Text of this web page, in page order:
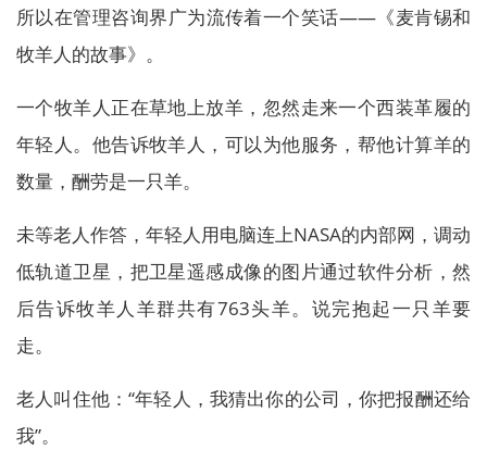
所以在管理咨询界广为流传着一个笑话——《麦肯锡和
牧羊人的故事》。
一个牧羊人正在草地上放羊，忽然走来一个西装革履的
年轻人。他告诉牧羊人，可以为他服务，帮他计算羊的
数量，酬劳是一只羊。
未等老人作答，年轻人用电脑连上NASA的内部网，调动
低轨道卫星，把卫星遥感成像的图片通过软件分析，然
后告诉牧羊人羊群共有763头羊。说完抱起一只羊要
走。
老人叫住他：“年轻人，我猜出你的公司，你把报酬还给
我”。